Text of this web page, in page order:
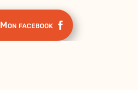
Mon facebook